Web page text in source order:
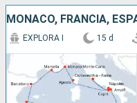
EXPLORA I 15 d